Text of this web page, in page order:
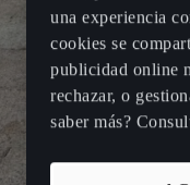
una experiencia
cookies se
publicidad online
rechazar, o
saber más?